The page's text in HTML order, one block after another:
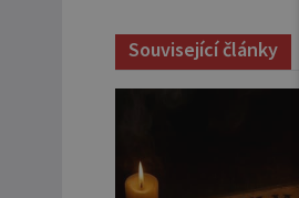
Související články